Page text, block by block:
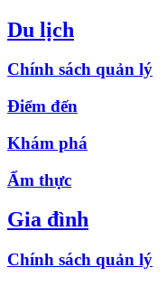
Du lịch
Chính sách quản lý
Điểm đến
Khám phá
Ẩm thực
Gia đình
Chính sách quản lý